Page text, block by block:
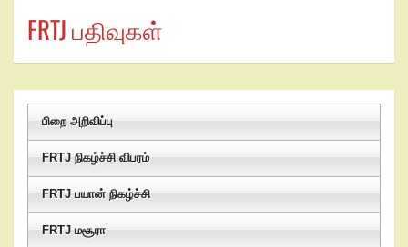
FRTJ பதிவுகள்
பிறை அறிவிப்பு
FRTJ நிகழ்ச்சி விபரம்
FRTJ பயான் நிகழ்ச்சி
FRTJ மசூரா